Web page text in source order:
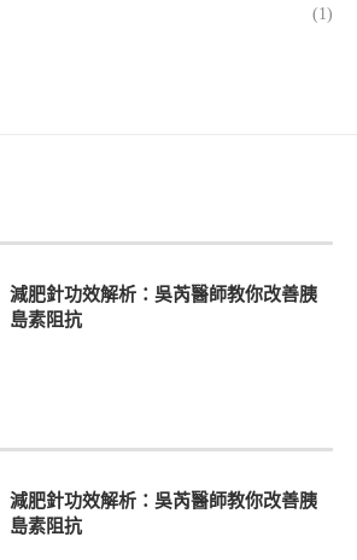
(1)
減肥針功效解析：吳芮醫師教你改善胰
島素阻抗
減肥針功效解析：吳芮醫師教你改善胰
島素阻抗